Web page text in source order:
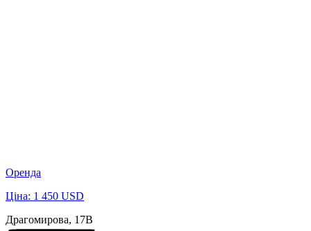
Оренда
Ціна: 1 450 USD
Драгомирова, 17В